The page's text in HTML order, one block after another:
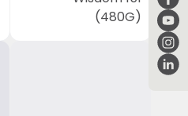
(480G)